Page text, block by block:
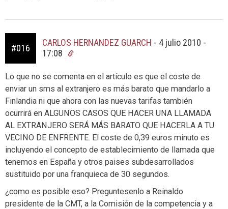
#016
CARLOS HERNANDEZ GUARCH - 4 julio 2010 -
17:08
Lo que no se comenta en el artículo es que el coste de
enviar un sms al extranjero es más barato que mandarlo a
Finlandia ni que ahora con las nuevas tarifas también
ocurrirá en ALGUNOS CASOS QUE HACER UNA LLAMADA
AL EXTRANJERO SERÁ MÁS BARATO QUE HACERLA A TU
VECINO DE ENFRENTE. El coste de 0,39 euros minuto es
incluyendo el concepto de establecimiento de llamada que
tenemos en España y otros paises subdesarrollados
sustituido por una franquieca de 30 segundos.
¿como es posible eso? Preguntesenlo a Reinaldo
presidente de la CMT, a la Comisión de la competencia y a